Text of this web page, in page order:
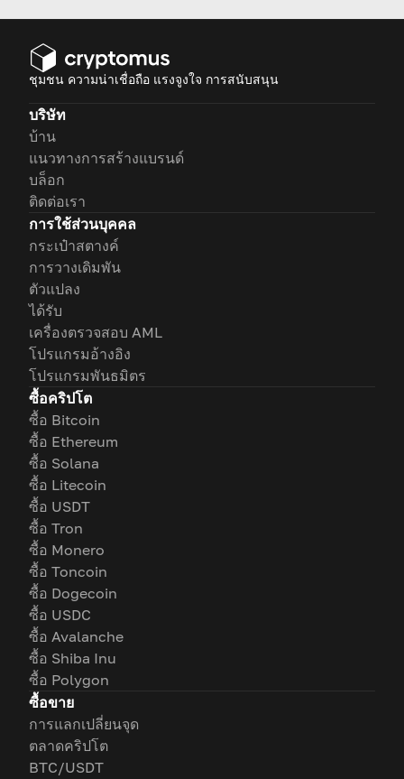
ชุมชน ความน่าเชื่อถือ แรงจูงใจ การสนับสนุน
บริษัท
บ้าน
แนวทางการสร้างแบรนด์
บล็อก
ติดต่อเรา
การใช้ส่วนบุคคล
กระเป๋าสตางค์
การวางเดิมพัน
ตัวแปลง
ได้รับ
เครื่องตรวจสอบ AML
โปรแกรมอ้างอิง
โปรแกรมพันธมิตร
ซื้อคริปโต
ซื้อ Bitcoin
ซื้อ Ethereum
ซื้อ Solana
ซื้อ Litecoin
ซื้อ USDT
ซื้อ Tron
ซื้อ Monero
ซื้อ Toncoin
ซื้อ Dogecoin
ซื้อ USDC
ซื้อ Avalanche
ซื้อ Shiba Inu
ซื้อ Polygon
ซื้อขาย
การแลกเปลี่ยนจุด
ตลาดคริปโต
BTC/USDT